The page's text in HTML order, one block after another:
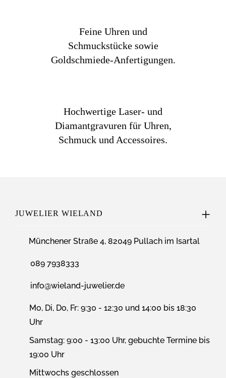
Feine Uhren und
Schmuckstücke sowie
Goldschmiede-Anfertigungen.
Hochwertige Laser- und
Diamantgravuren für Uhren,
Schmuck und Accessoires.
JUWELIER WIELAND
Münchener Straße 4, 82049 Pullach im Isartal
089 7938333
info@wieland-juwelier.de
Mo, Di, Do, Fr: 9:30 - 12:30 und 14:00 bis 18:30
Uhr
Samstag: 9:00 - 13:00 Uhr, gebuchte Termine bis
19:00 Uhr
Mittwochs geschlossen